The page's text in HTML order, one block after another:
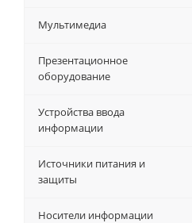
Мультимедиа
Презентационное
оборудование
Устройства ввода
информации
Источники питания и
защиты
Носители информации